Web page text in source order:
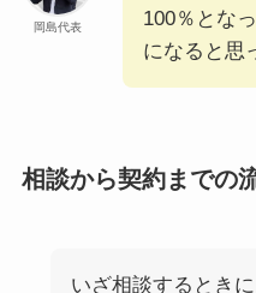
岡島代表
100％とな
になると思
相談から契約までの
いざ相談するとき